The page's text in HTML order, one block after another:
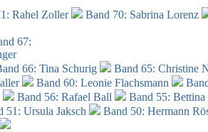
Rahel Zoller
Band 70: Sabrina Lorenz
67:
66: Tina Schurig
Band 65: Christine
Band 60: Leonie Flachsmann
Band 56: Rafael Ball
Band 55:
51: Ursula Jaksch Band 50: Hermann